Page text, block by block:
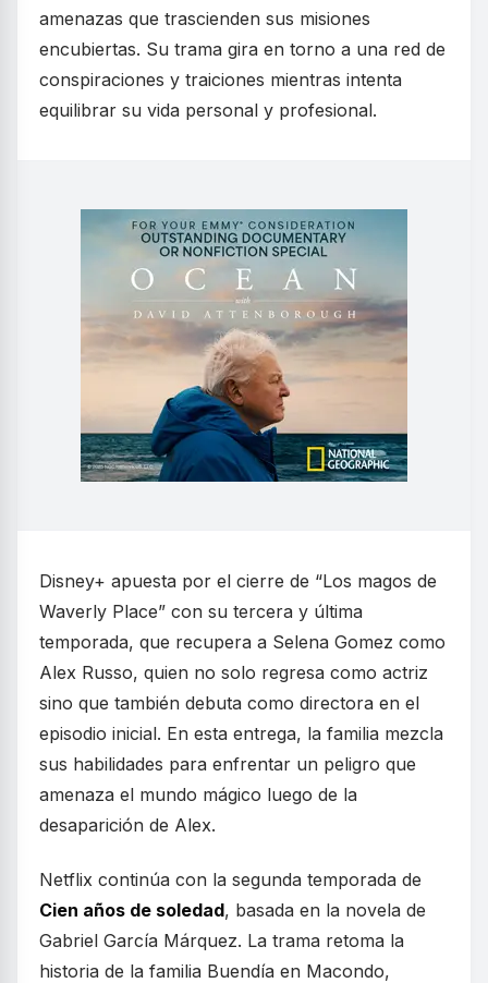
amenazas que trascienden sus misiones
encubiertas. Su trama gira en torno a una red de
conspiraciones y traiciones mientras intenta
equilibrar su vida personal y profesional.
Disney+ apuesta por el cierre de “Los magos de
Waverly Place” con su tercera y última
temporada, que recupera a Selena Gomez como
Alex Russo, quien no solo regresa como actriz
sino que también debuta como directora en el
episodio inicial. En esta entrega, la familia mezcla
sus habilidades para enfrentar un peligro que
amenaza el mundo mágico luego de la
desaparición de Alex.
Netflix continúa con la segunda temporada de
Cien años de soledad, basada en la novela de
Gabriel García Márquez. La trama retoma la
historia de la familia Buendía en Macondo,